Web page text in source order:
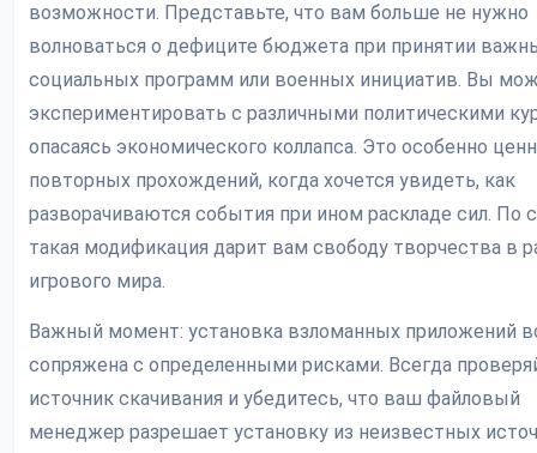
возможности. Представьте, что вам больше не нужно
волноваться о дефиците бюджета при принятии
социальных программ или военных инициатив. Вы
экспериментировать с различными политическими
опасаясь экономического коллапса. Это особенно
повторных прохождений, когда хочется увидеть, как
разворачиваются события при ином раскладе сил. По
такая модификация дарит вам свободу творчества в
игрового мира.
Важный момент: установка взломанных приложений
сопряжена с определенными рисками. Всегда
источник скачивания и убедитесь, что ваш файловый
менеджер разрешает установку из неизвестных